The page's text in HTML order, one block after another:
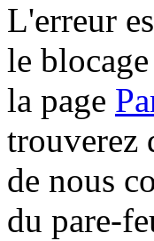
L'erreur
le
la page
trouverez
de nous
du pare-